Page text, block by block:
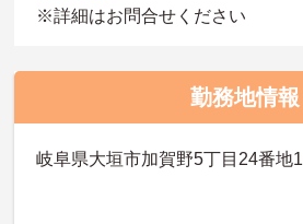
※詳細はお問合せください
勤務地情報
岐阜県大垣市加賀野5丁目24番地1